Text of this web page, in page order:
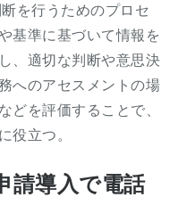
を行うためのプロセ
基準に基づいて情報を
、適切な判断や意思決
へのアセスメントの場
どを評価することで、
役立つ。
請導入で電話